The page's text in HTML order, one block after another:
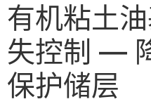
有机粘土
失控制 —
保护储层